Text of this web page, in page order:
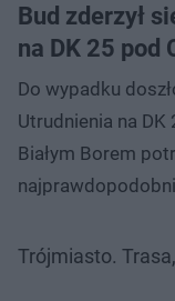
Bud zderzył
na DK 25 pod
Do wypadku
Utrudnienia na DK
Białym Borem
Trójmiasto.